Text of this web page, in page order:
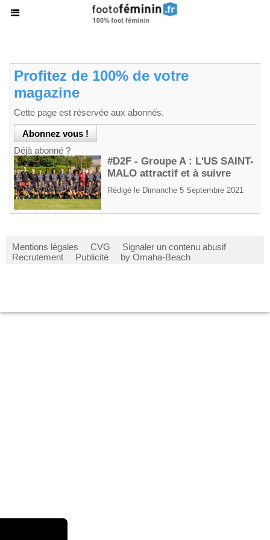
Profitez de 100% de votre
magazine
Cette page est réservée aux abonnés.
Déjà abonné ?
#D2F - Groupe A : L'US SAINT-
MALO attractif et à suivre
Rédigé le Dimanche 5 Septembre 2021
Mentions légales CVG
Signaler un contenu abusif
Recrutement
Publicité by Omaha-Beach